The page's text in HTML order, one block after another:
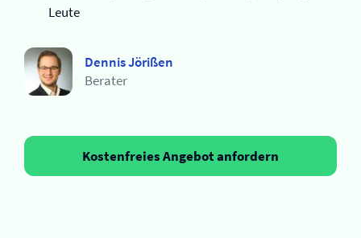
Leute
Dennis Jörißen
Berater
Kostenfreies Angebot anfordern